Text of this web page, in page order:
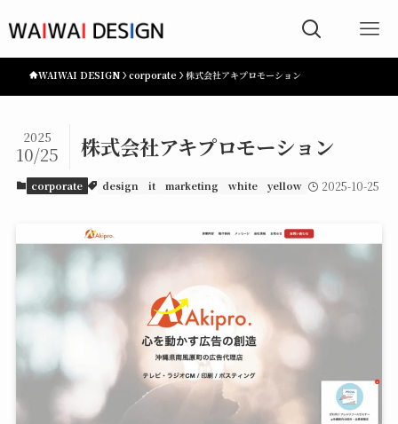
WAIWAI DESIGN corporate 株式会社アキプロモーション
株式会社アキプロモーション
2025
10/25
corporate design it marketing white yellow 2025-10-25